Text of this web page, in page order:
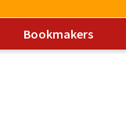
Bookmakers